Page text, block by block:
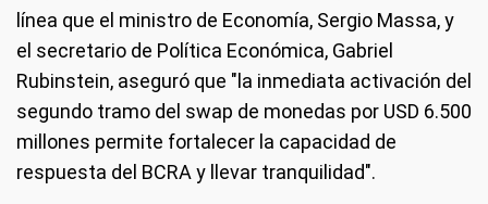
línea que el ministro de Economía, Sergio Massa, y
el secretario de Política Económica, Gabriel
Rubinstein, aseguró que "la inmediata activación del
segundo tramo del swap de monedas por USD 6.500
millones permite fortalecer la capacidad de
respuesta del BCRA y llevar tranquilidad".